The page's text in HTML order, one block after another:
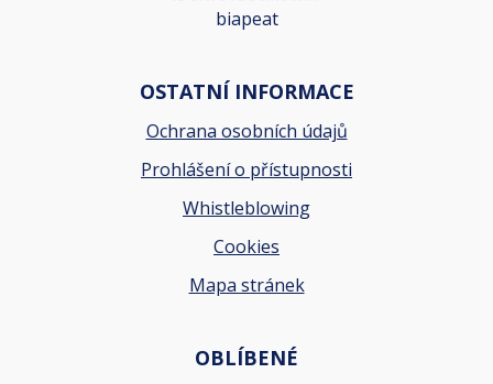
biapeat
OSTATNÍ INFORMACE
Ochrana osobních údajů
Prohlášení o přístupnosti
Whistleblowing
Cookies
Mapa stránek
OBLÍBENÉ